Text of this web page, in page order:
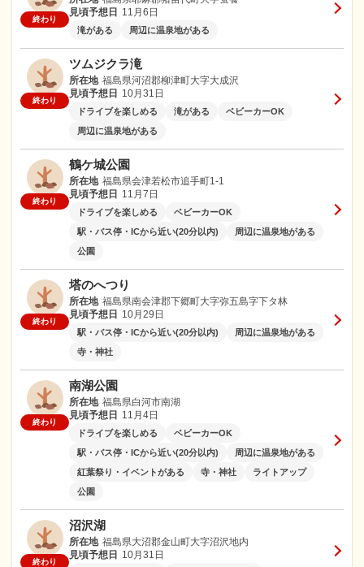
終わり
見頃予想日
11月6日
滝がある 周辺に温泉地がある
終わり
ツムジクラ滝
所在地 福島県河沼郡柳津町大字大成沢
見頃予想日
10月31日
ドライブを楽しめる 滝がある
ベビーカーOK
周辺に温泉地がある
終わり
鶴ケ城公園
所在地 福島県会津若松市追手町1-1
見頃予想日
11月7日
ドライブを楽しめる
ベビーカーOK
駅・バス停・ICから近い(20分以内)
周辺に温泉地がある
公園
終わり
塔のへつり
所在地 福島県南会津郡下郷町大字弥五島字下タ林
見頃予想日
10月29日
駅・バス停・ICから近い(20分以内)
周辺に温泉地がある
寺・神社
終わり
南湖公園
所在地 福島県白河市南湖
見頃予想日
11月4日
ドライブを楽しめる
ベビーカーOK
駅・バス停・ICから近い(20分以内)
周辺に温泉地がある
紅葉祭り・イベントがある
寺・神社
ライトアップ
公園
終わり
沼沢湖
所在地 福島県大沼郡金山町大字沼沢地内
見頃予想日
10月31日